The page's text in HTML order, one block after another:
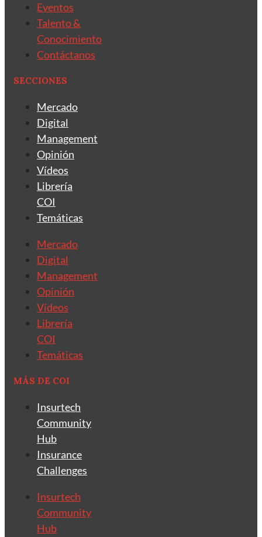
Eventos
Talento &
Conocimiento
Contáctanos
SECCIONES
Mercado
Digital
Management
Opinión
Vídeos
Librería
COI
Temáticas
Mercado
Digital
Management
Opinión
Vídeos
Librería
COI
Temáticas
MÁS DE COI
Insurtech
Community
Hub
Insurance
Challenges
Insurtech
Community
Hub